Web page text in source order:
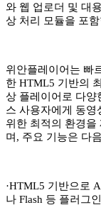
와 웹 업로더 및 대
상 처리 모듈을 포
위안플레이어는 빠
한 HTML5 기반의
상 플레이어로 다양
스 사용자에게 동영
위한 최적의 환경을
며, 주요 기능은 다
·HTML5 기반으로
나 Flash 등 플러그